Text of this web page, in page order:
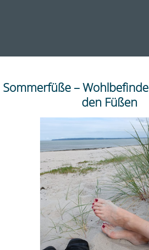
Sommerfüße –
den Füßen